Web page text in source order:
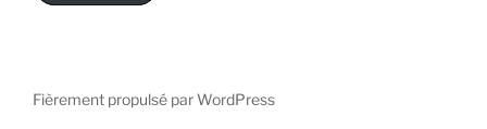
Fièrement propulsé par WordPress